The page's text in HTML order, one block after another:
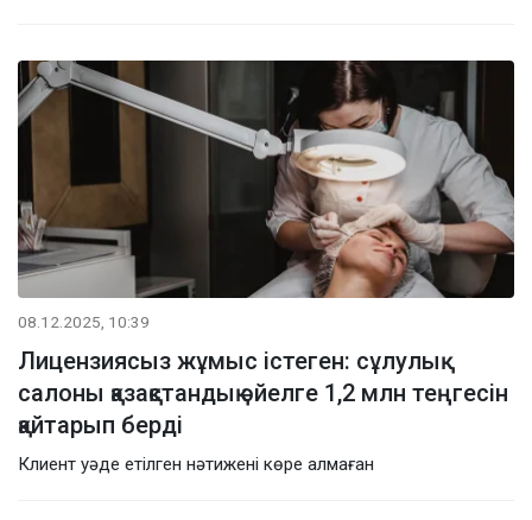
08.12.2025, 10:39
Лицензиясыз жұмыс істеген: сұлулық
салоны қазақстандық әйелге 1,2 млн теңгесін
қайтарып берді
Клиент уәде етілген нәтижені көре алмаған